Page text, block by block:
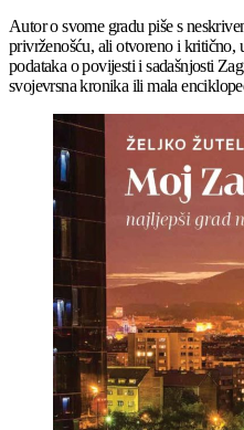
Autor o svome gradu piše s
privrženošću, ali otvoreno i
podataka o povijesti i sadašnjosti
svojevrsna kronika ili mala